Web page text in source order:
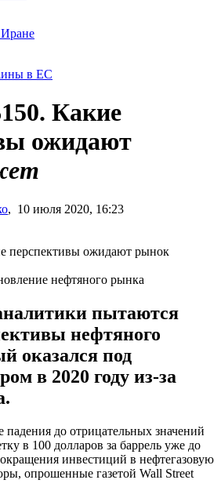
в ЕС
Какие
ожидают
, 10 июля 2020, 16:23
нефтяного рынка
пытаются
нефтяного
оказался под
в 2020 году из-за
падения до отрицательных значений
в 100 долларов за баррель уже до
инвестиций в нефтегазовую
опрошенные газетой Wall Street